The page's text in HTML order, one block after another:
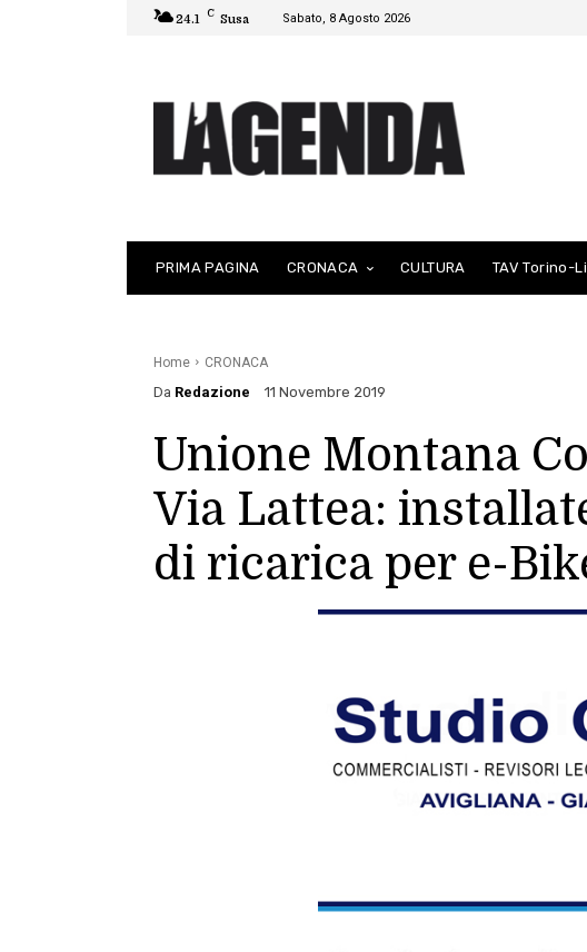
24.1 C Susa Sabato, 8 Agosto 2026
PRIMA PAGINA CRONACA CULTURA TAV Torino-
Home CRONACA
Da Redazione 11 Novembre 2019
Unione Montana
Via Lattea:
di ricarica per e-